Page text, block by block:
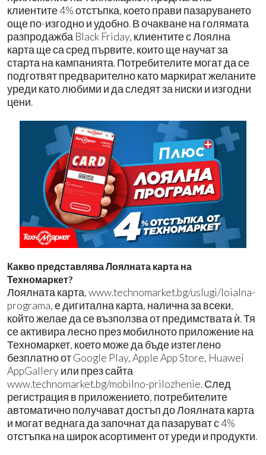
клиентите 4% отстъпка, което прави пазаруването
още по-изгодно и удобно. В очакване на голямата
разпродажба Black Friday, клиентите с Лоялна
карта ще са сред първите, които ще научат за
старта на кампанията. Потребителите могат да се
подготвят предварително като маркират желаните
уреди като любими и да следят за ниски и изгодни
цени.
Какво представлява Лоялната карта на
Техномаркет?
Лоялната карта, www.technomarket.bg/uslugi/loialna-
programa, е дигитална карта, налична за всеки,
който желае да се възползва от предимствата ѝ. Тя
се активира лесно през мобилното приложение на
Техномаркет, което може да бъде изтеглено
безплатно от Google Play, Apple App Store, Huawei
AppGallery или през сайта
www.technomarket.bg/mobilno-prilozhenie. След
регистрация в приложението, потребителите
автоматично получават достъп до Лоялната карта
и могат веднага да започнат да пазаруват с 4%
отстъпка на широк асортимент от уреди и продукти.